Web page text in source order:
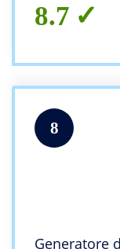
8.7
8
Generatore